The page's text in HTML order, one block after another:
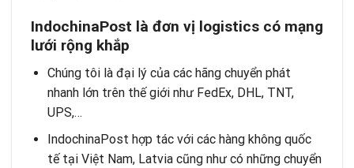
IndochinaPost là đơn vị logistics có mạng
lưới rộng khắp
Chúng tôi là đại lý của các hãng chuyển phát
nhanh lớn trên thế giới như FedEx, DHL, TNT,
UPS,…
IndochinaPost hợp tác với các hàng không quốc
tế tại Việt Nam, Latvia cũng như có những chuyển